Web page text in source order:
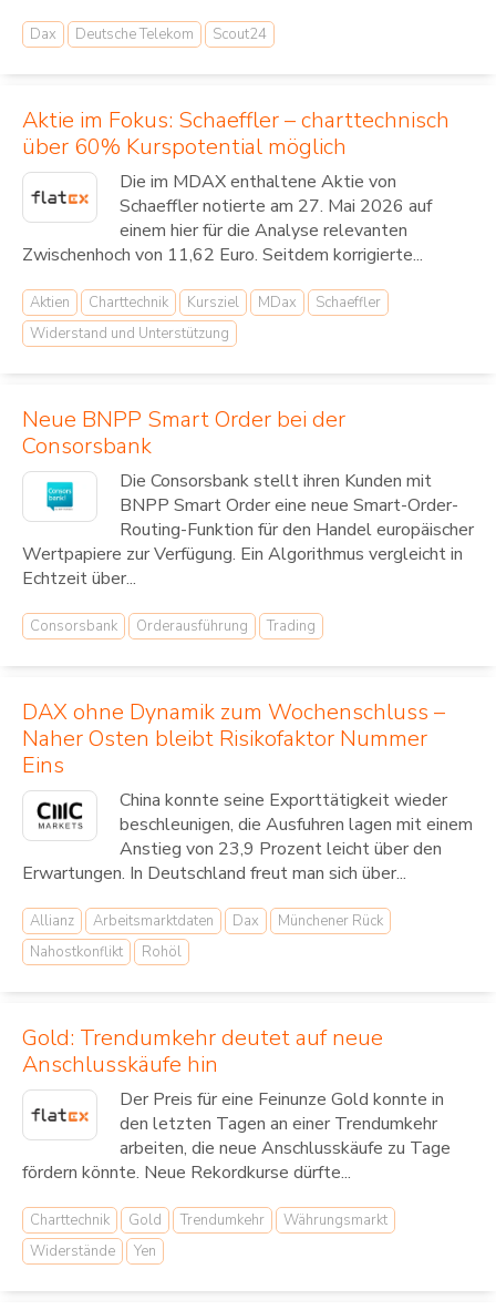
Dax Deutsche Telekom Scout24
Aktie im Fokus: Schaeffler – charttechnisch
über 60% Kurspotential möglich
Die im MDAX enthaltene Aktie von
Schaeffler notierte am 27. Mai 2026 auf
einem hier für die Analyse relevanten
Zwischenhoch von 11,62 Euro. Seitdem korrigierte...
Aktien Charttechnik Kursziel MDax
Schaeffler
Widerstand und Unterstützung
Neue BNPP Smart Order bei der
Consorsbank
Die Consorsbank stellt ihren Kunden mit
BNPP Smart Order eine neue Smart-Order-
Routing-Funktion für den Handel europäischer
Wertpapiere zur Verfügung. Ein Algorithmus vergleicht in
Echtzeit über...
Consorsbank Orderausführung Trading
DAX ohne Dynamik zum Wochenschluss –
Naher Osten bleibt Risikofaktor Nummer
Eins
China konnte seine Exporttätigkeit wieder
beschleunigen, die Ausfuhren lagen mit einem
Anstieg von 23,9 Prozent leicht über den
Erwartungen. In Deutschland freut man sich über...
Allianz Arbeitsmarktdaten Dax
Münchener Rück
Nahostkonflikt
Rohöl
Gold: Trendumkehr deutet auf neue
Anschlusskäufe hin
Der Preis für eine Feinunze Gold konnte in
den letzten Tagen an einer Trendumkehr
arbeiten, die neue Anschlusskäufe zu Tage
fördern könnte. Neue Rekordkurse dürfte...
Charttechnik Gold Trendumkehr
Währungsmarkt
Widerstände
Yen